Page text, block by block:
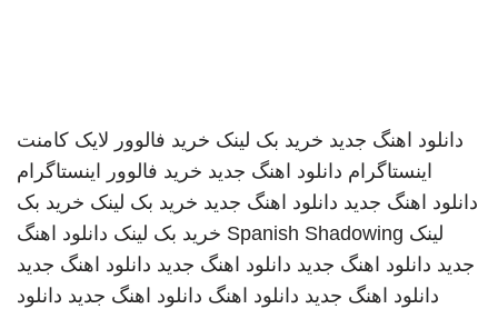
دانلود اهنگ جدید خرید بک لینک خرید فالوور لایک کامنت
اینستاگرام دانلود اهنگ جدید خرید فالوور اینستاگرام
دانلود اهنگ جدید دانلود اهنگ جدید خرید بک لینک خرید بک
لینک Spanish Shadowing خرید بک لینک دانلود اهنگ
جدید دانلود اهنگ جدید دانلود اهنگ جدید دانلود اهنگ جدید
دانلود اهنگ جدید دانلود اهنگ دانلود اهنگ جدید دانلود